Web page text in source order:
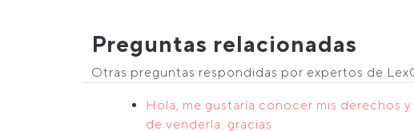
Preguntas relacionadas
Otras preguntas respondidas por expertos de
Hola, me gustaría conocer mis derechos
de venderla. gracias